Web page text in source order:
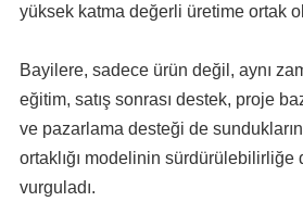
yüksek katma değerli üretime ortak
Bayilere, sadece ürün değil, aynı
eğitim, satış sonrası destek, proje
ve pazarlama desteği de
ortaklığı modelinin sürdürülebilirliğe
vurguladı.